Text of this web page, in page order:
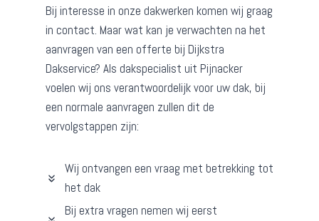
Bij interesse in onze dakwerken komen wij graag
in contact. Maar wat kan je verwachten na het
aanvragen van een offerte bij Dijkstra
Dakservice? Als dakspecialist uit Pijnacker
voelen wij ons verantwoordelijk voor uw dak, bij
een normale aanvragen zullen dit de
vervolgstappen zijn:
Wij ontvangen een vraag met betrekking tot
het dak
Bij extra vragen nemen wij eerst